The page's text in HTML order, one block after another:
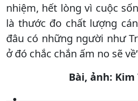
nhiệm, hết lòng vì cuộc
là thước đo chất lượng
đâu có những người như
ở đó chắc chắn ấm no sẽ
Bài, ảnh: Kim